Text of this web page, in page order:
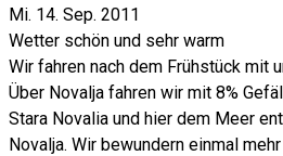
Mi. 14. Sep. 2011
Wetter schön und sehr warm
Wir fahren nach dem Frühstück mit
Über Novalja fahren wir mit 8%
Stara Novalia und hier dem Meer
Novalja. Wir bewundern einmal